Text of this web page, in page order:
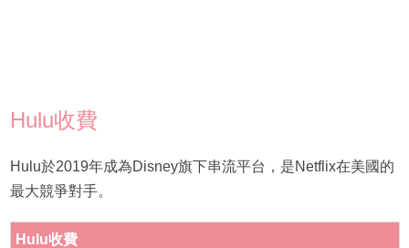
Hulu收費
Hulu於2019年成為Disney旗下串流平台，是Netflix在美國的
最大競爭對手。
Hulu收費